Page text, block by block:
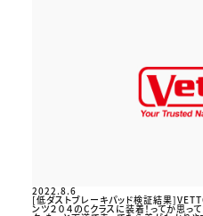
2022.8.6
[低ダストブレーキパッド検証結果
ンツ２０４のCクラスに装着！ってか思